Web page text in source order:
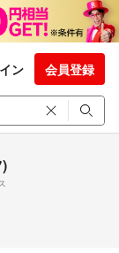
ン 会員登録